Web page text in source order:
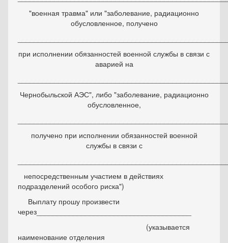
"военная травма" или "заболевание, радиационно
обусловленное, получено
при исполнении обязанностей военной службы в связи с
аварией на
Чернобыльской АЭС", либо "заболевание, радиационно
обусловленное,
получено при исполнении обязанностей военной
службы в связи с
непосредственным участием в действиях
подразделений особого риска")
Выплату прошу произвести
через______________________________________
(указывается
наименование отделения